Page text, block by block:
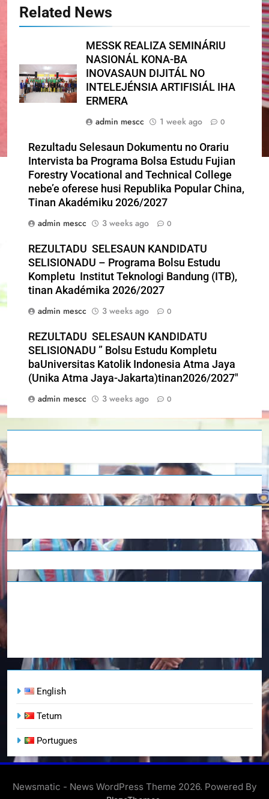
Related News
MESSK REALIZA SEMINÁRIU
NASIONÁL KONA-BA
INOVASAUN DIJITÁL NO
INTELEJÉNSIA ARTIFISIÁL IHA
ERMERA
admin mescc
1 week ago 0
Rezultadu Selesaun Dokumentu no Orariu
Intervista ba Programa Bolsa Estudu Fujian
Forestry Vocational and Technical College
nebe’e oferese husi Republika Popular China,
Tinan Akadémiku 2026/2027
admin mescc
3 weeks ago 0
REZULTADU SELESAUN KANDIDATU
SELISIONADU – Programa Bolsu Estudu
Kompletu Institut Teknologi Bandung (ITB),
tinan Akadémika 2026/2027
admin mescc
3 weeks ago 0
REZULTADU SELESAUN KANDIDATU
SELISIONADU ” Bolsu Estudu Kompletu
baUniversitas Katolik Indonesia Atma Jaya
(Unika Atma Jaya-Jakarta)tinan2026/2027″
admin mescc
3 weeks ago 0
English
Tetum
Portugues
Newsmatic - News WordPress Theme 2026. Powered By